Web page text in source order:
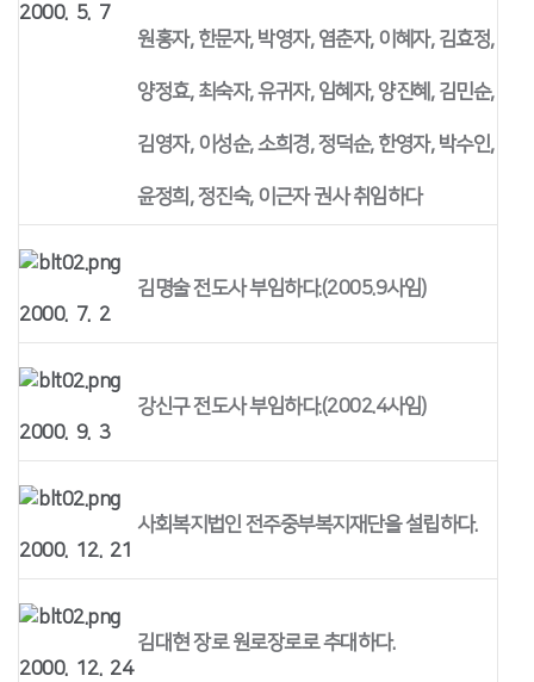
2000. 5. 7
원홍자, 한문자, 박영자, 염춘자, 이혜자, 김효정,
양정효, 최숙자, 유귀자, 임혜자, 양진혜, 김민순,
김영자, 이성순, 소희경, 정덕순, 한영자, 박수인,
윤정희, 정진숙, 이근자 권사 취임하다
2000. 7. 2
김명술 전도사 부임하다.(2005.9사임)
2000. 9. 3
강신구 전도사 부임하다.(2002.4사임)
2000. 12. 21
사회복지법인 전주중부복지재단을 설립하다.
2000. 12. 24
김대현 장로 원로장로로 추대하다.